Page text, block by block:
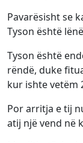
Pavarësisht se
Tyson është
Tyson është
rëndë, duke
kur ishte vetëm
Por arritja e tij
atij një vend në